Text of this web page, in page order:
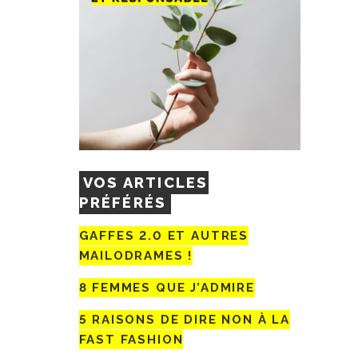
VOS ARTICLES
PRÉFÉRÉS
GAFFES 2.0 ET AUTRES
MAILODRAMES !
8 FEMMES QUE J’ADMIRE
5 RAISONS DE DIRE NON À LA
FAST FASHION